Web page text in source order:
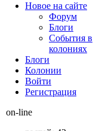
Новое на сайте
Форум
Блоги
События в
колониях
Блоги
Колонии
Войти
Peгиcтpaция
on-line